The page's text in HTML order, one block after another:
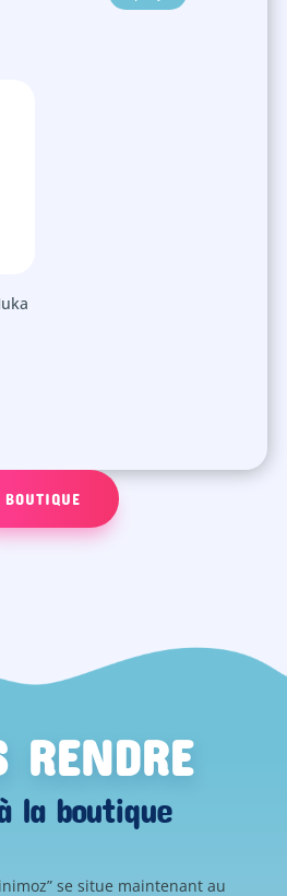
BOUTIQUE
RENDRE
la boutique
se situe maintenant au